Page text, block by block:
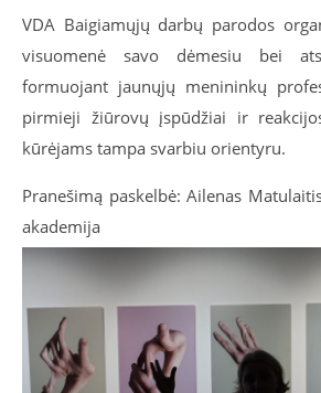
VDA Baigiamųjų darbų parodos
visuomenė savo dėmesiu bei
formuojant jaunųjų menininkų
pirmieji žiūrovų įspūdžiai ir
kūrėjams tampa svarbiu orientyru.
Pranešimą paskelbė: Ailenas
akademija